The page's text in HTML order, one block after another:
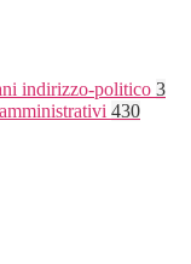
indirizzo-politico 3
430